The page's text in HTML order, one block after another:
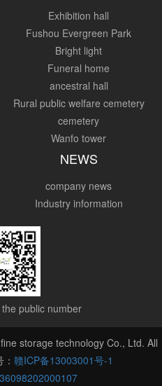
Exhibition hall
Fushou Evergreen Park
Bright light
Funeral home
ancestral hall
Rural public welfare cemetery
cemetery
Wanfo tower
NEWS
company news
Industry information
public number
storage technology Co., Ltd. All
赣ICP备13003001号-1